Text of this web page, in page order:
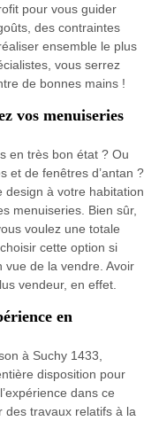
pour vous guider
des contraintes
ensemble le plus
vous serrez
de bonnes mains !
vos menuiseries
en très bon état ? Ou
et de fenêtres d’antan ?
design à votre habitation
menuiseries. Bien sûr,
voulez une totale
cette option si
vue de la vendre. Avoir
vendeur, en effet.
en
à Suchy 1433,
disposition pour
dans ce
des travaux relatifs à la